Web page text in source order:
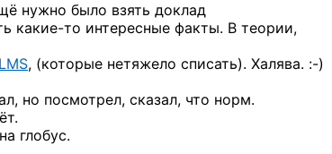
нужно было взять доклад
какие-то интересные факты. В теории,
LMS, (которые нетяжело списать). Халява. :-)
но посмотрел, сказал, что норм.
глобус.